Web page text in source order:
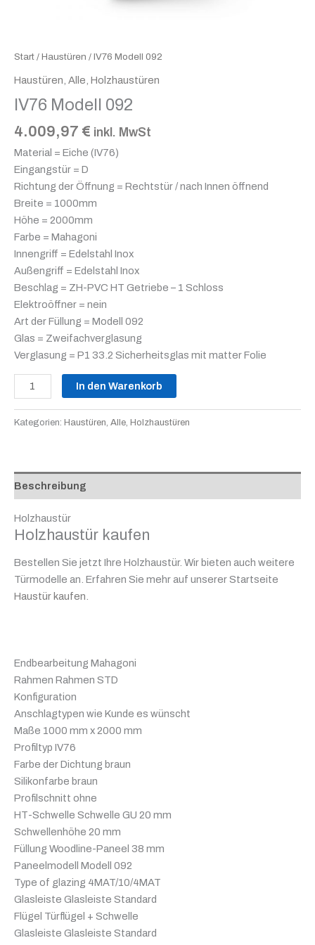
Start / Haustüren / IV76 Modell 092
Haustüren Alle Holzhaustüren
IV76 Modell 092
4.009,97 € inkl. MwSt
Material = Eiche (IV76)
Eingangstür = D
Richtung der Öffnung = Rechtstür / nach Innen öffnend
Breite = 1000mm
Höhe = 2000mm
Farbe = Mahagoni
Innengriff = Edelstahl Inox
Außengriff = Edelstahl Inox
Beschlag = ZH-PVC HT Getriebe – 1 Schloss
Elektroöffner = nein
Art der Füllung = Modell 092
Glas = Zweifachverglasung
Verglasung = P1 33.2 Sicherheitsglas mit matter Folie
In den Warenkorb
Kategorien: Haustüren, Alle, Holzhaustüren
Beschreibung
Holzhaustür
Holzhaustür kaufen
Bestellen Sie jetzt Ihre Holzhaustür. Wir bieten auch weitere
Türmodelle an. Erfahren Sie mehr auf unserer Startseite
Haustür kaufen
Endbearbeitung Mahagoni
Rahmen Rahmen STD
Konfiguration
Anschlagtypen wie Kunde es wünscht
Maße 1000 mm x 2000 mm
Profiltyp IV76
Farbe der Dichtung braun
Silikonfarbe braun
Profilschnitt ohne
HT-Schwelle Schwelle GU 20 mm
Schwellenhöhe 20 mm
Füllung Woodline-Paneel 38 mm
Paneelmodell Modell 092
Type of glazing 4MAT/10/4MAT
Glasleiste Glasleiste Standard
Flügel Türflügel + Schwelle
Glasleiste Glasleiste Standard